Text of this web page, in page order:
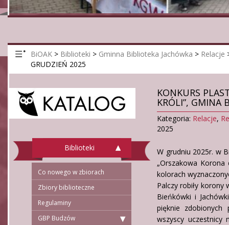
BiOAK > Biblioteki > Gminna Biblioteka Jachówka > Relacje
GRUDZIEŃ 2025
Biblioteki
Co nowego w zbiorach
Zbiory biblioteczne
Regulaminy
GBP Budzów
KONKURS
KRÓLI”, GMINA
Kategoria: Relacje,
2025
W grudniu 2025r. w
„Orszakowa
kolorach
Palczy robiły
Bieńkówki i
pięknie
wszyscy